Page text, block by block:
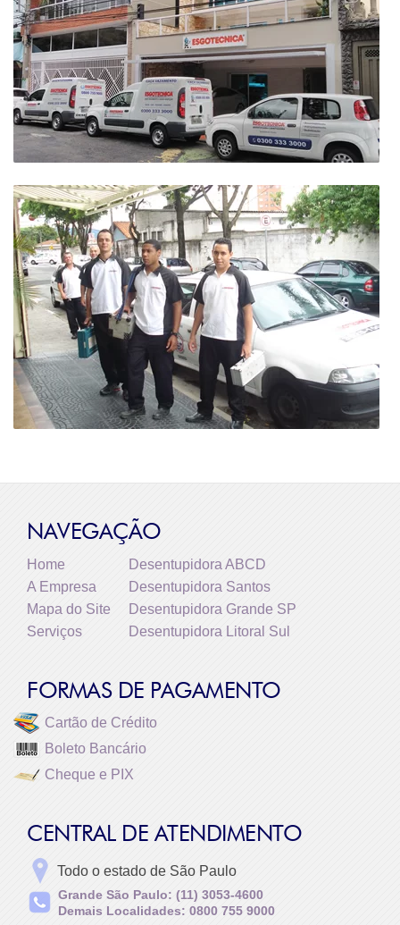
NAVEGAÇÃO
Home
A Empresa
Mapa do Site
Serviços
Desentupidora ABCD
Desentupidora Santos
Desentupidora Grande SP
Desentupidora Litoral Sul
FORMAS DE PAGAMENTO
Cartão de Crédito
Boleto Bancário
Cheque e PIX
CENTRAL DE ATENDIMENTO
Todo o estado de São Paulo
Grande São Paulo: (11) 3053-4600
Demais Localidades: 0800 755 9000